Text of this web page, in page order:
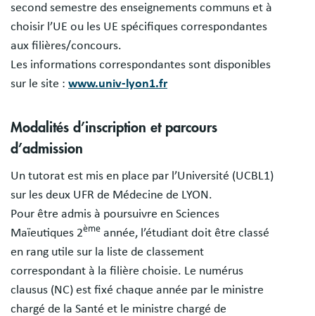
second semestre des enseignements communs et à
choisir l’UE ou les UE spécifiques correspondantes
aux filières/concours.
Les informations correspondantes sont disponibles
sur le site : www.univ-lyon1.fr
Modalités d’inscription et parcours
d’admission
Un tutorat est mis en place par l’Université (UCBL1)
sur les deux UFR de Médecine de LYON.
Pour être admis à poursuivre en Sciences
Maïeutiques 2ème année, l’étudiant doit être classé
en rang utile sur la liste de classement
correspondant à la filière choisie. Le numérus
clausus (NC) est fixé chaque année par le ministre
chargé de la Santé et le ministre chargé de